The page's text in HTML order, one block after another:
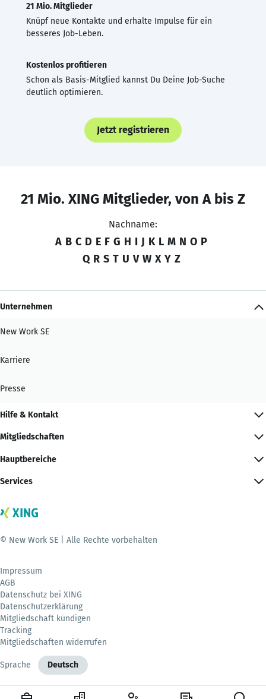
21 Mio. Mitglieder
Knüpf neue Kontakte und erhalte Impulse für ein
besseres Job-Leben.
Kostenlos profitieren
Schon als Basis-Mitglied kannst Du Deine Job-Suche
deutlich optimieren.
Jetzt registrieren
21 Mio. XING Mitglieder, von A bis Z
Nachname:
A B C D E F G H I J K L M N O P
Q R S T U V W X Y Z
Unternehmen
New Work SE
Karriere
Presse
Hilfe & Kontakt
Mitgliedschaften
Hauptbereiche
Services
© New Work SE | Alle Rechte vorbehalten
Impressum
AGB
Datenschutz bei XING
Datenschutzerklärung
Mitgliedschaft kündigen
Tracking
Mitgliedschaften widerrufen
Sprache Deutsch